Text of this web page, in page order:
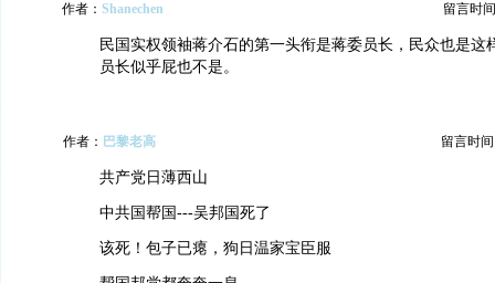
作者： Shanechen 留言时
民国实权领袖蒋介石的第一头衔是蒋委员长，民众也是这
员长似乎屁也不是。
作者： 巴黎老高 留言时间
共产党日薄西山
中共国帮国---吴邦国死了
该死！包子已瘪，狗日温家宝臣服